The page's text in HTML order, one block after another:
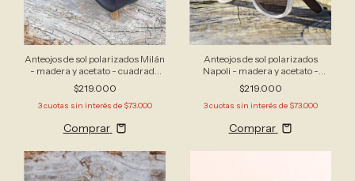
Anteojos de sol polarizados Milán
- madera y acetato - cuadrado
grande
$219.000
3cuotas sin interés de $73.000
Comprar
Anteojos de sol polarizados
Napoli - madera y acetato -
aviador
$219.000
3cuotas sin interés de $73.000
Comprar